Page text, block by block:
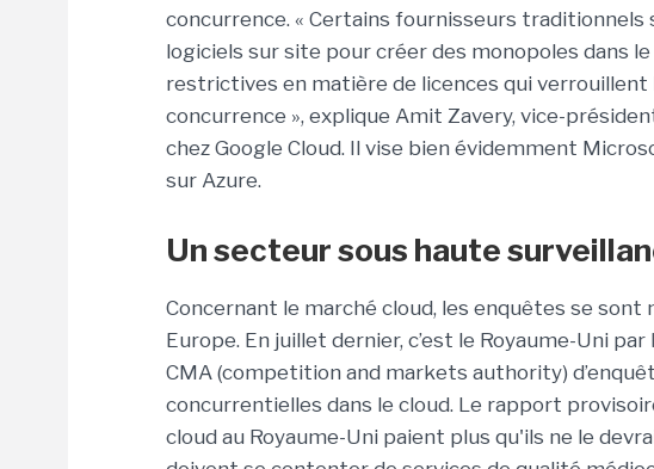
concurrence. « Certains fournisseurs
logiciels sur site pour créer des monopoles dans
restrictives en matière de licences qui
concurrence », explique Amit Zavery, vice-
chez Google Cloud. Il vise bien évidemment
sur Azure.
Un secteur sous haute
Concernant le marché cloud, les enquêtes se
Europe. En juillet dernier, c’est le Royaume-Uni par
CMA (competition and markets authority)
concurrentielles dans le cloud. Le rapport
cloud au Royaume-Uni paient plus qu'ils ne le